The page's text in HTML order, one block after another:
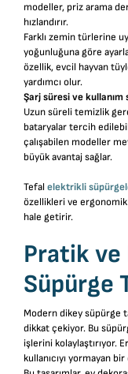
modeller, priz arama
hızlandırır.
Farklı zemin türlerine
yoğunluğuna göre
özellik, evcil hayvan
yardımcı olur.
Şarj süresi ve kullanım
Uzun süreli temizlik
bataryalar tercih
çalışabilen modeller
büyük avantaj sağlar.
Tefal elektrikli
özellikleri ve ergonomik
hale getirir.
Pratik
Süpürge
Modern dikey süpürge
dikkat çekiyor. Bu
işlerini kolaylaştırıyor.
kullanıcıyı yormayan